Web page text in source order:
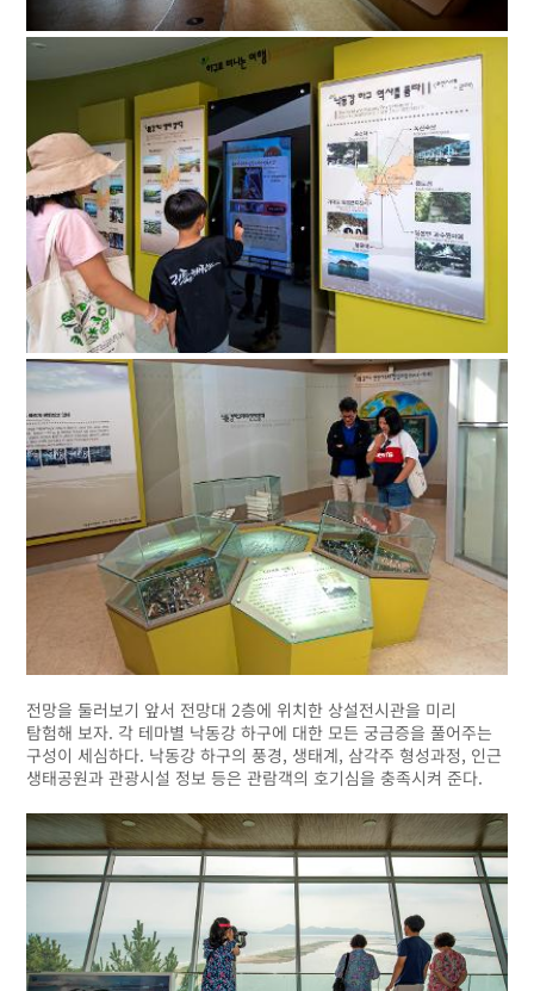
전망을 둘러보기 앞서 전망대 2층에 위치한 상설전시관을 미리
탐험해 보자. 각 테마별 낙동강 하구에 대한 모든 궁금증을 풀어주는
구성이 세심하다. 낙동강 하구의 풍경, 생태계, 삼각주 형성과정, 인근
생태공원과 관광시설 정보 등은 관람객의 호기심을 충족시켜 준다.